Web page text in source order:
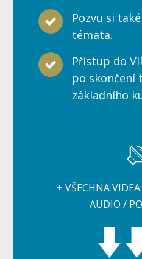
Pozvu si
témata.
Přístup do
po skončení
základního
+ VŠECHNA
AUDIO /